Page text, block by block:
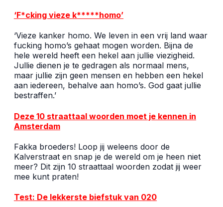
‘F*cking vieze k*****homo’
‘Vieze kanker homo. We leven in een vrij land waar
fucking homo’s gehaat mogen worden. Bijna de
hele wereld heeft een hekel aan jullie viezigheid.
Jullie dienen je te gedragen als normaal mens,
maar jullie zijn geen mensen en hebben een hekel
aan iedereen, behalve aan homo’s. God gaat jullie
bestraffen.’
Deze 10 straattaal woorden moet je kennen in
Amsterdam
Fakka broeders! Loop jij weleens door de
Kalverstraat en snap je de wereld om je heen niet
meer? Dit zijn 10 straattaal woorden zodat jij weer
mee kunt praten!
Test: De lekkerste biefstuk van 020